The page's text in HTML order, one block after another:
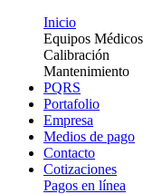
Inicio
Equipos Médicos
Calibración
Mantenimiento
PQRS
Portafolio
Empresa
Medios de pago
Contacto
Cotizaciones
Pagos en línea